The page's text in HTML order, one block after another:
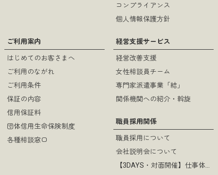
コンプライアンス
個人情報保護方針
ご利用案内
はじめてのお客さまへ
ご利用のながれ
ご利用条件
保証の内容
信用保証料
団体信用生命保険制度
各種相談窓口
経営支援サービス
経営改善支援
女性相談員チーム
専門家派遣事業「結」
関係機関への紹介・斡旋
職員採用関係
職員採用について
会社説明会について
【3DAYS・対面開催】仕事体験について